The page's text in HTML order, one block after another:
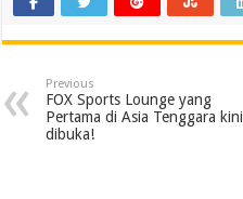
Previous
FOX Sports Lounge yang
Pertama di Asia Tenggara kini
dibuka!